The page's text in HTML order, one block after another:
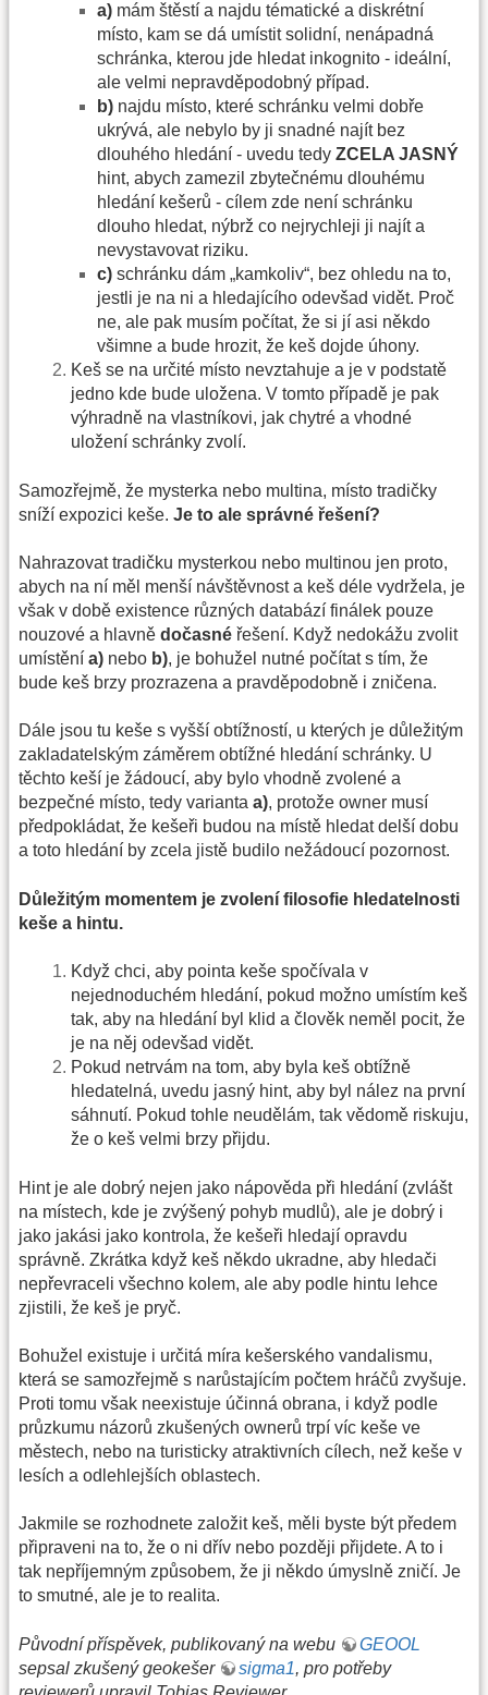
a) mám štěstí a najdu tématické a diskrétní
místo, kam se dá umístit solidní, nenápadná
schránka, kterou jde hledat inkognito - ideální,
ale velmi nepravděpodobný případ.
b) najdu místo, které schránku velmi dobře
ukrývá, ale nebylo by ji snadné najít bez
dlouhého hledání - uvedu tedy ZCELA JASNÝ
hint, abych zamezil zbytečnému dlouhému
hledání kešerů - cílem zde není schránku
dlouho hledat, nýbrž co nejrychleji ji najít a
nevystavovat riziku.
c) schránku dám „kamkoliv“, bez ohledu na to,
jestli je na ni a hledajícího odevšad vidět. Proč
ne, ale pak musím počítat, že si jí asi někdo
všimne a bude hrozit, že keš dojde úhony.
Keš se na určité místo nevztahuje a je v podstatě
jedno kde bude uložena. V tomto případě je pak
výhradně na vlastníkovi, jak chytré a vhodné
uložení schránky zvolí.
Samozřejmě, že mysterka nebo multina, místo tradičky
sníží expozici keše. Je to ale správné řešení?
Nahrazovat tradičku mysterkou nebo multinou jen proto,
abych na ní měl menší návštěvnost a keš déle vydržela, je
však v době existence různých databází finálek pouze
nouzové a hlavně dočasné řešení. Když nedokážu zvolit
umístění a) nebo b), je bohužel nutné počítat s tím, že
bude keš brzy prozrazena a pravděpodobně i zničena.
Dále jsou tu keše s vyšší obtížností, u kterých je důležitým
zakladatelským záměrem obtížné hledání schránky. U
těchto keší je žádoucí, aby bylo vhodně zvolené a
bezpečné místo, tedy varianta a), protože owner musí
předpokládat, že kešeři budou na místě hledat delší dobu
a toto hledání by zcela jistě budilo nežádoucí pozornost.
Důležitým momentem je zvolení filosofie hledatelnosti
keše a hintu.
Když chci, aby pointa keše spočívala v
nejednoduchém hledání, pokud možno umístím keš
tak, aby na hledání byl klid a člověk neměl pocit, že
je na něj odevšad vidět.
Pokud netrvám na tom, aby byla keš obtížně
hledatelná, uvedu jasný hint, aby byl nález na první
sáhnutí. Pokud tohle neudělám, tak vědomě riskuju,
že o keš velmi brzy přijdu.
Hint je ale dobrý nejen jako nápověda při hledání (zvlášt
na místech, kde je zvýšený pohyb mudlů), ale je dobrý i
jako jakási jako kontrola, že kešeři hledají opravdu
správně. Zkrátka když keš někdo ukradne, aby hledači
nepřevraceli všechno kolem, ale aby podle hintu lehce
zjistili, že keš je pryč.
Bohužel existuje i určitá míra kešerského vandalismu,
která se samozřejmě s narůstajícím počtem hráčů zvyšuje.
Proti tomu však neexistuje účinná obrana, i když podle
průzkumu názorů zkušených ownerů trpí víc keše ve
městech, nebo na turisticky atraktivních cílech, než keše v
lesích a odlehlejších oblastech.
Jakmile se rozhodnete založit keš, měli byste být předem
připraveni na to, že o ni dřív nebo později přijdete. A to i
tak nepříjemným způsobem, že ji někdo úmyslně zničí. Je
to smutné, ale je to realita.
Původní příspěvek, publikovaný na webu
GEOOL
sepsal zkušený geokešer
sigma1, pro potřeby